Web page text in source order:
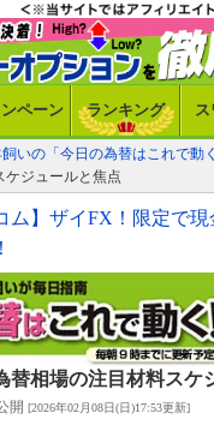
ペーン ランキング
いの「今日の為替はこれで動
ケジュールと焦点
ム】ザイFX！限定で
替相場の注目材料スケ
開 [2026年02月08日(日)17:53更新]